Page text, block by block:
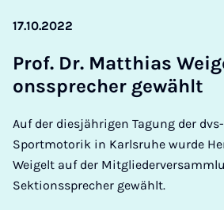
17.10.2022
Prof. Dr. Matt­hi­as
ons­spre­cher ge­wählt
Auf der diesjährigen Tagung der
Sportmotorik in Karlsruhe wurde
Weigelt auf der
Sektionssprecher gewählt.